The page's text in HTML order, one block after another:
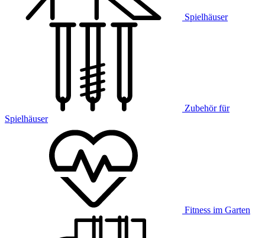
Spielhäuser
Zubehör für
Spielhäuser
Fitness im Garten